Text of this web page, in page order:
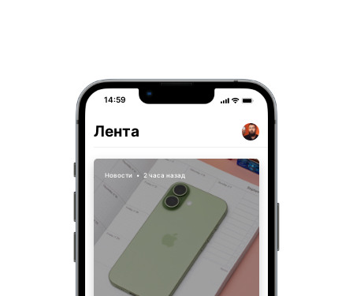
14:59
Лента
Новости • 2 часа назад